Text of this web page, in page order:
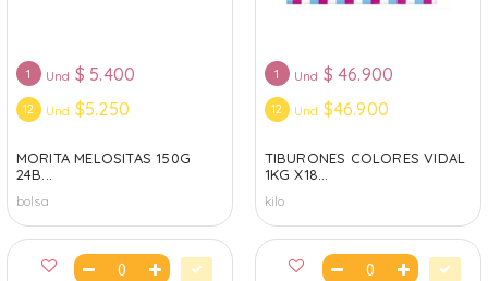
1 Und $ 5.400
12 Und $5.250
MORITA MELOSITAS 150G
24B...
bolsa
1 Und $ 46.900
12 Und $46.900
TIBURONES COLORES VIDAL
1KG X18...
kilo